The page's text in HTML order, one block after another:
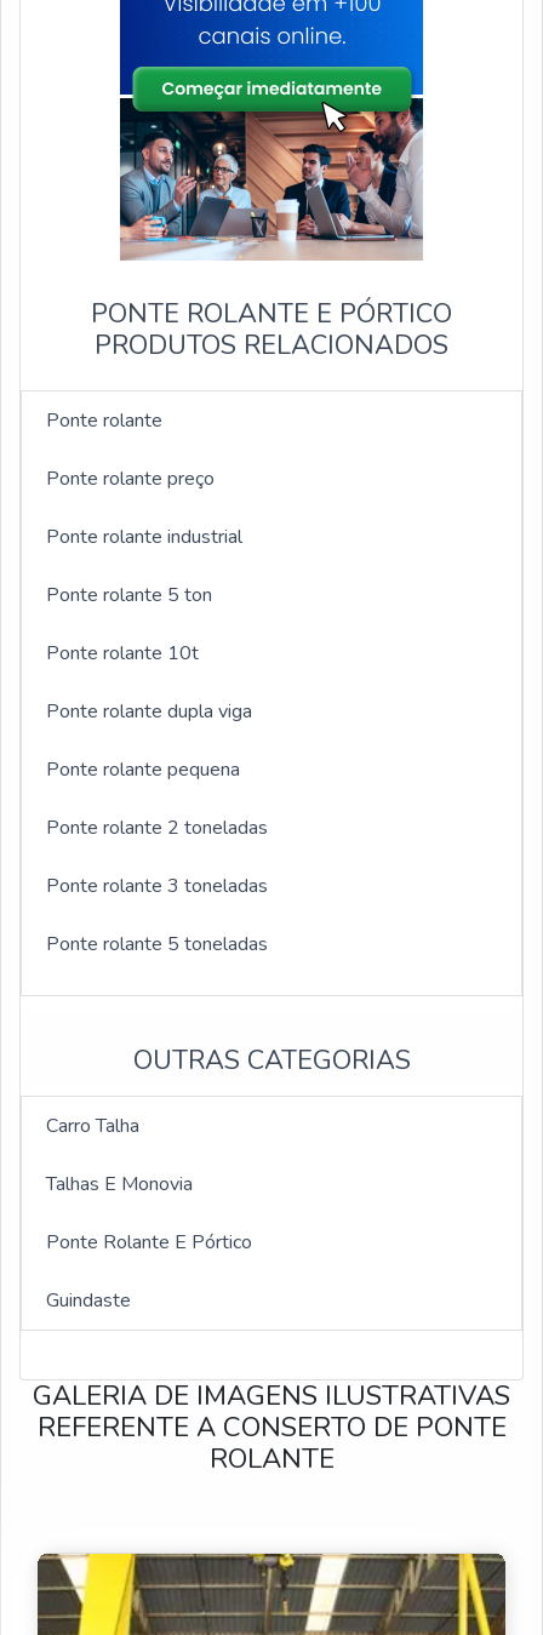
PONTE ROLANTE E PÓRTICO
PRODUTOS RELACIONADOS
Ponte rolante
Ponte rolante preço
Ponte rolante industrial
Ponte rolante 5 ton
Ponte rolante 10t
Ponte rolante dupla viga
Ponte rolante pequena
Ponte rolante 2 toneladas
Ponte rolante 3 toneladas
Ponte rolante 5 toneladas
Ponte rolante com cabine
Preço ponte rolante 5 ton
Ponte rolante 1 ton
Ponte rolante 30 toneladas
Ponte rolante automatizada
Manutenção de Ponte Rolante
Reforma de Pontes Rolantes
Montagens de Pontes Rolantes
Pórtico de entrada
OUTRAS CATEGORIAS
Carro Talha
Talhas E Monovia
Ponte Rolante E Pórtico
Guindaste
GALERIA DE IMAGENS ILUSTRATIVAS
REFERENTE A CONSERTO DE PONTE
ROLANTE